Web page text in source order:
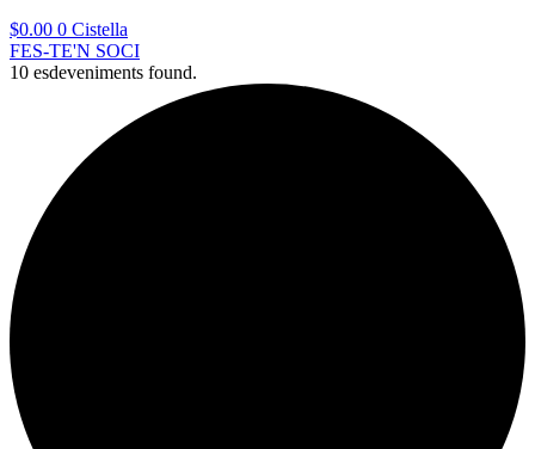
$0.00 0 Cistella
FES-TE'N SOCI
10 esdeveniments found.